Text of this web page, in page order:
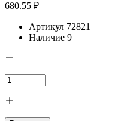
680.55 ₽
Артикул 72821
Наличие 9